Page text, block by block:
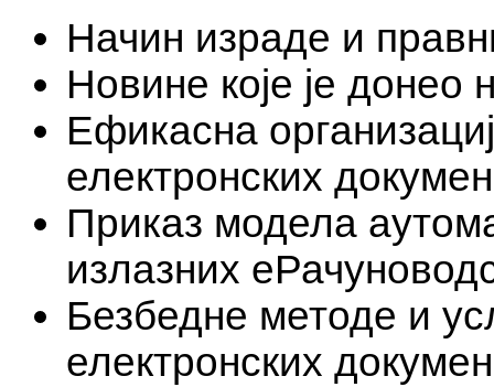
Начин израде и
Новине које је донео
Ефикасна
електронских
Приказ модела
излазних
Безбедне методе и
електронских